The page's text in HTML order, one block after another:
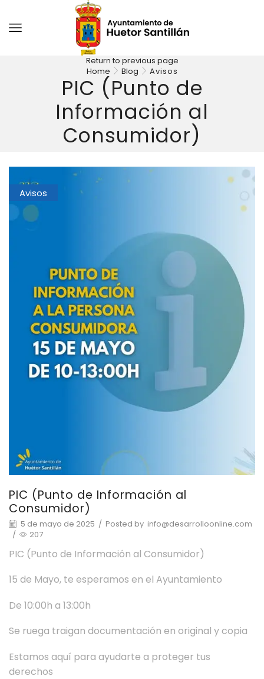
Return to previous page
Home
Blog Avisos
PIC (Punto de
Información al
Consumidor)
Avisos
PIC (Punto de Información al
Consumidor)
5 de mayo de 2025 / Posted by info@desarrolloonline.com
/
207
PIC (Punto de Información al Consumidor)
15 de Mayo, te esperamos en el Ayuntamiento
De 10:00h a 13:00h
Se ruega traigan documentación en original y copia
Estamos aquí para ayudarte a proteger tus
derechos